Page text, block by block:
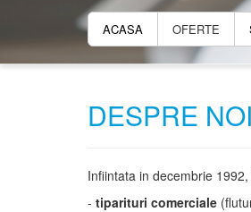
ACASA OFERTE
DESPRE NOI
Infiintata in decembrie 1992,
- tiparituri comerciale